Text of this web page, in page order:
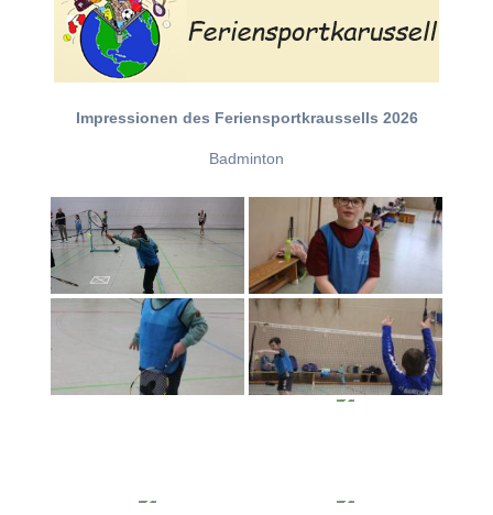
Impressionen des Feriensportkraussells 2026
Badminton